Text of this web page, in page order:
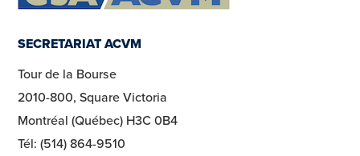
SECRETARIAT ACVM
Tour de la Bourse
2010-800, Square Victoria
Montréal (Québec) H3C 0B4
Tél: (514) 864-9510